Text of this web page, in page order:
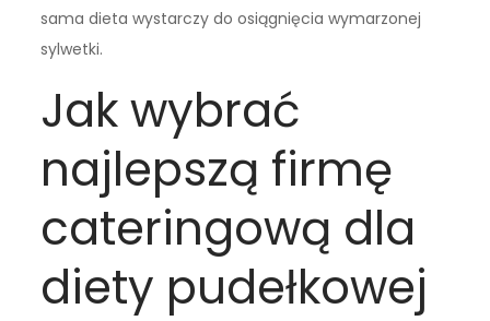
sama dieta wystarczy do osiągnięcia wymarzonej
sylwetki.
Jak wybrać
najlepszą firmę
cateringową dla
diety pudełkowej